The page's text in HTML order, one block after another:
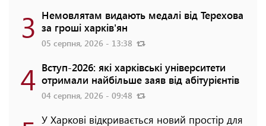
3 Немовлятам видають медалі від Терехова
за гроші харків'ян
05 серпня, 2026 - 13:38
4 Вступ-2026: які харківські університети
отримали найбільше заяв від абітурієнтів
04 серпня, 2026 - 09:48
У Харкові відкривається новий простір для